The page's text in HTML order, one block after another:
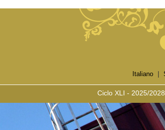
Italiano
Ciclo XLI - 2025/2028